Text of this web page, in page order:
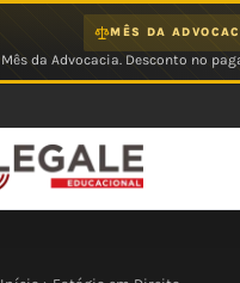
MÊS DA
Mês da Advocacia. Desconto no